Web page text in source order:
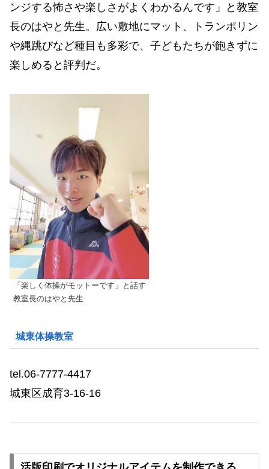
ンジする怖さや楽しさがよくわかるんです」と教室
長のはやと先生。広い敷地にマット、トランポリン
や縄跳びなど種目も多彩で、子どもたちが飽きずに
楽しめると評判だ。
「楽しく体操がモットーです」と話す
教室長のはやと先生
城東体操教室
tel.06-7777-4417
城東区成育3-16-16